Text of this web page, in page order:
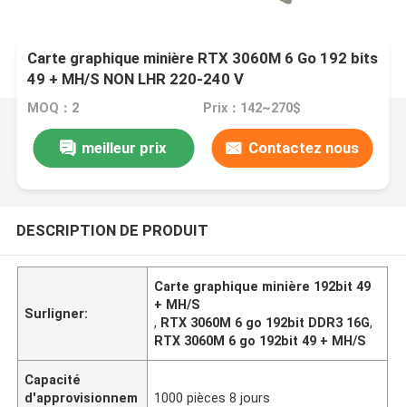
Carte graphique minière RTX 3060M 6 Go 192 bits
49 + MH/S NON LHR 220-240 V
MOQ：2 Prix：142~270$
meilleur prix Contactez nous
DESCRIPTION DE PRODUIT
Surligner:
Carte graphique minière 192bit 49
+ MH/S
, RTX 3060M 6 go 192bit DDR3 16G,
RTX 3060M 6 go 192bit 49 + MH/S
Capacité
d'approvisionnem
1000 pièces 8 jours